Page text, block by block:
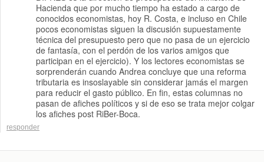
Hacienda que por mucho tiempo ha estado a cargo de
conocidos economistas, hoy R. Costa, e incluso en Chile
pocos economistas siguen la discusión supuestamente
técnica del presupuesto pero que no pasa de un ejercicio
de fantasía, con el perdón de los varios amigos que
participan en el ejercicio). Y los lectores economistas se
sorprenderán cuando Andrea concluye que una reforma
tributaria es insoslayable sin considerar jamás el margen
para reducir el gasto público. En fin, estas columnas no
pasan de afiches políticos y si de eso se trata mejor colgar
los afiches post RiBer-Boca.
responder